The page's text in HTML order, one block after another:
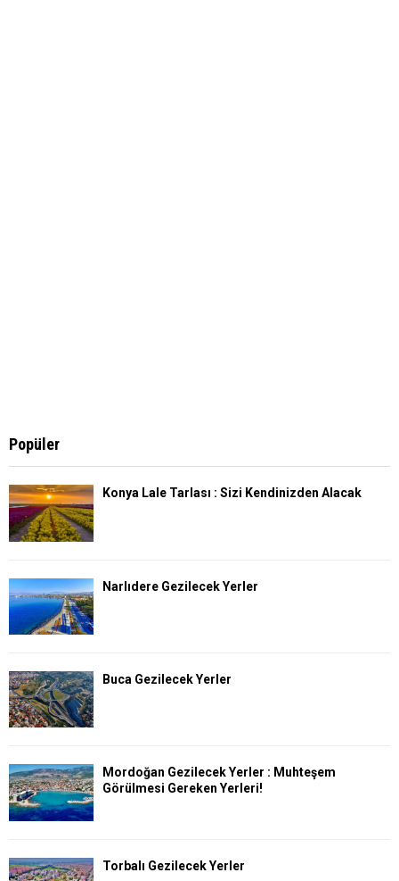
Popüler
Konya Lale Tarlası : Sizi Kendinizden Alacak
Narlıdere Gezilecek Yerler
Buca Gezilecek Yerler
Mordoğan Gezilecek Yerler : Muhteşem
Görülmesi Gereken Yerleri!
Torbalı Gezilecek Yerler